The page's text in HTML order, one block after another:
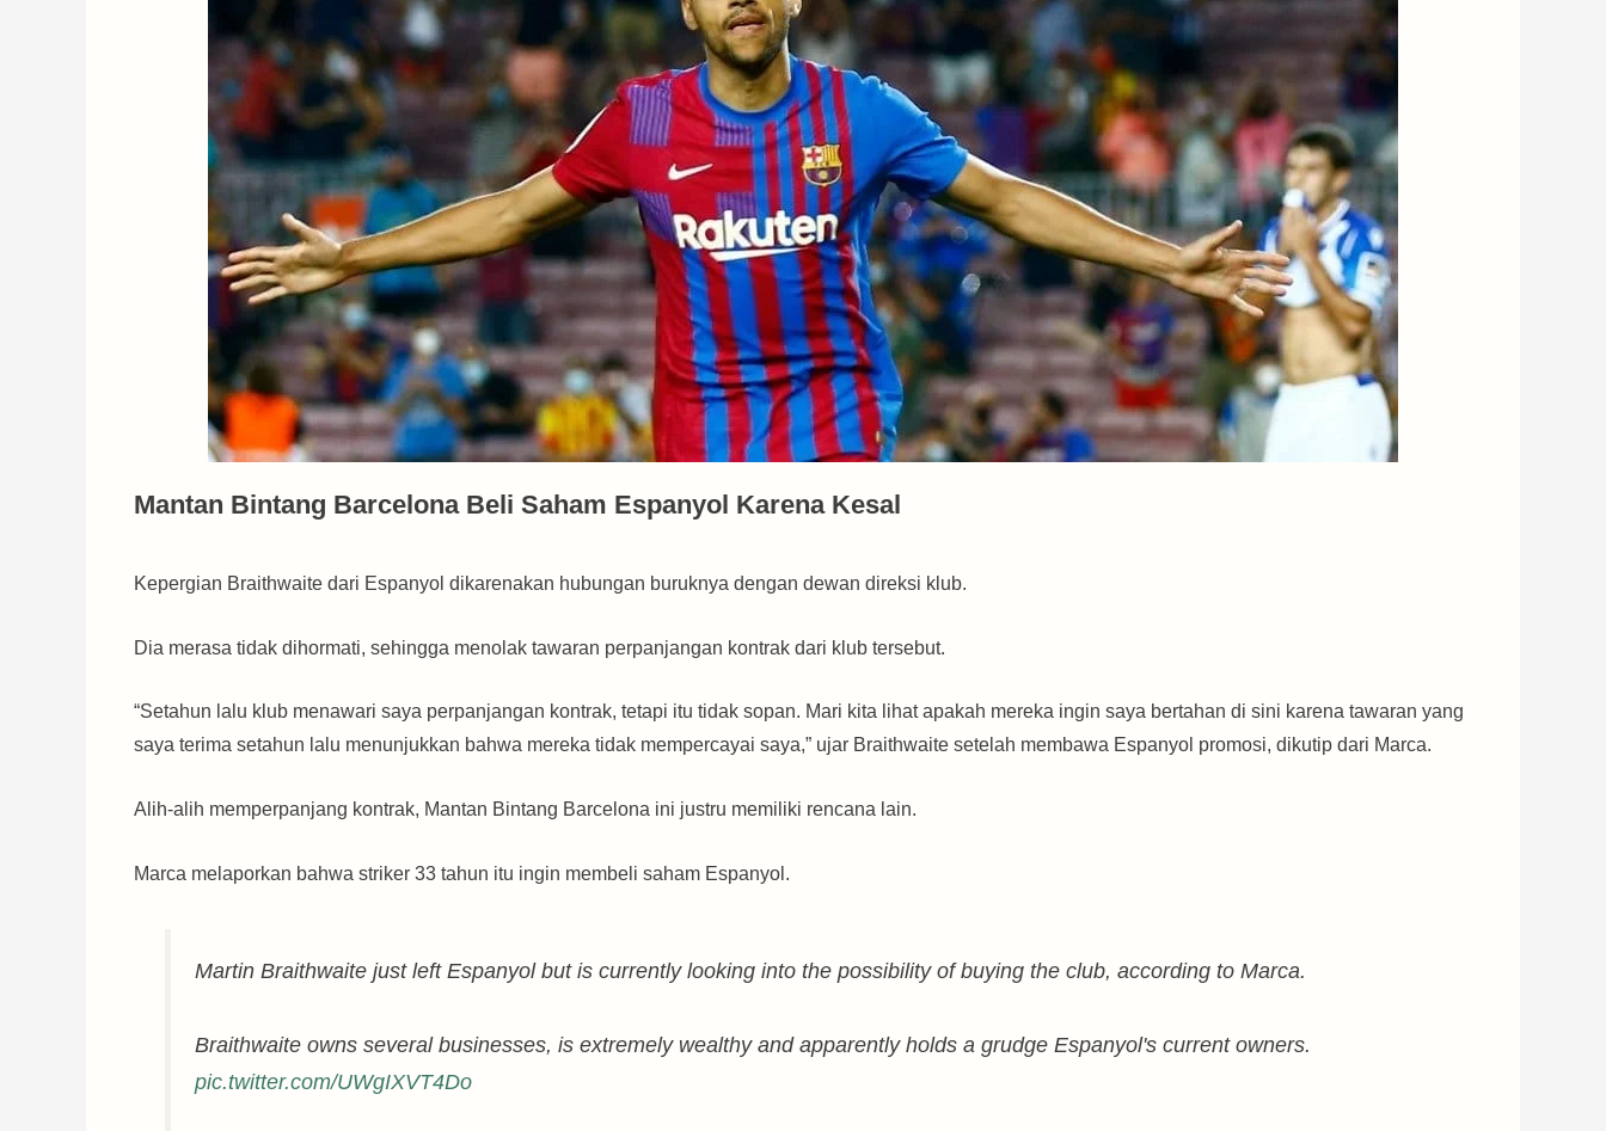
Mantan Bintang Barcelona Beli Saham Espanyol Karena Kesal
Kepergian Braithwaite dari Espanyol dikarenakan hubungan buruknya dengan dewan direksi klub.
Dia merasa tidak dihormati, sehingga menolak tawaran perpanjangan kontrak dari klub tersebut.
“Setahun lalu klub menawari saya perpanjangan kontrak, tetapi itu tidak sopan. Mari kita lihat apakah mereka ingin saya bertahan di sini karena tawaran yang
saya terima setahun lalu menunjukkan bahwa mereka tidak mempercayai saya,” ujar Braithwaite setelah membawa Espanyol promosi, dikutip dari Marca.
Alih-alih memperpanjang kontrak, Mantan Bintang Barcelona ini justru memiliki rencana lain.
Marca melaporkan bahwa striker 33 tahun itu ingin membeli saham Espanyol.
Martin Braithwaite just left Espanyol but is currently looking into the possibility of buying the club, according to Marca.
Braithwaite owns several businesses, is extremely wealthy and apparently holds a grudge Espanyol's current owners.
pic.twitter.com/UWgIXVT4Do